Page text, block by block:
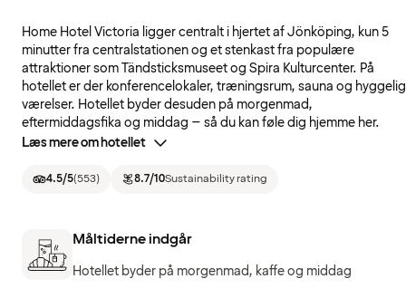
Home Hotel Victoria ligger centralt i hjertet af Jönköping, kun 5
minutter fra centralstationen og et stenkast fra populære
attraktioner som Tändsticksmuseet og Spira Kulturcenter. På
hotellet er der konferencelokaler, træningsrum, sauna og
værelser. Hotellet byder desuden på morgenmad,
eftermiddagsfika og middag – så du kan føle dig hjemme her.
Læs mere om hotellet
4.5/5(553) 8.7/10Sustainability rating
Måltiderne indgår
Hotellet byder på morgenmad, kaffe og middag